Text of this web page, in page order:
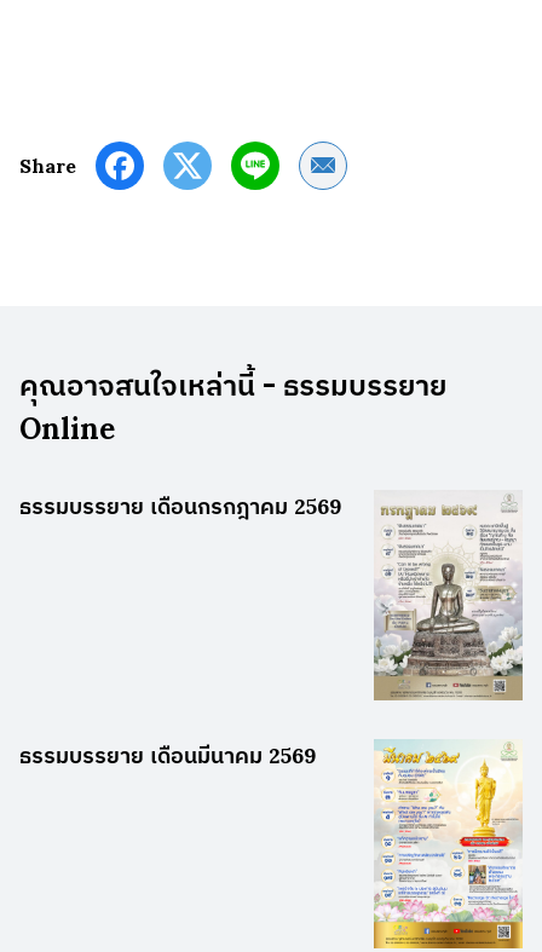
Share Share by Email
คุณอาจสนใจเหล่านี้ - ธรรมบรรยาย
Online
ธรรมบรรยาย เดือนกรกฎาคม 2569
ธรรมบรรยาย เดือนมีนาคม 2569